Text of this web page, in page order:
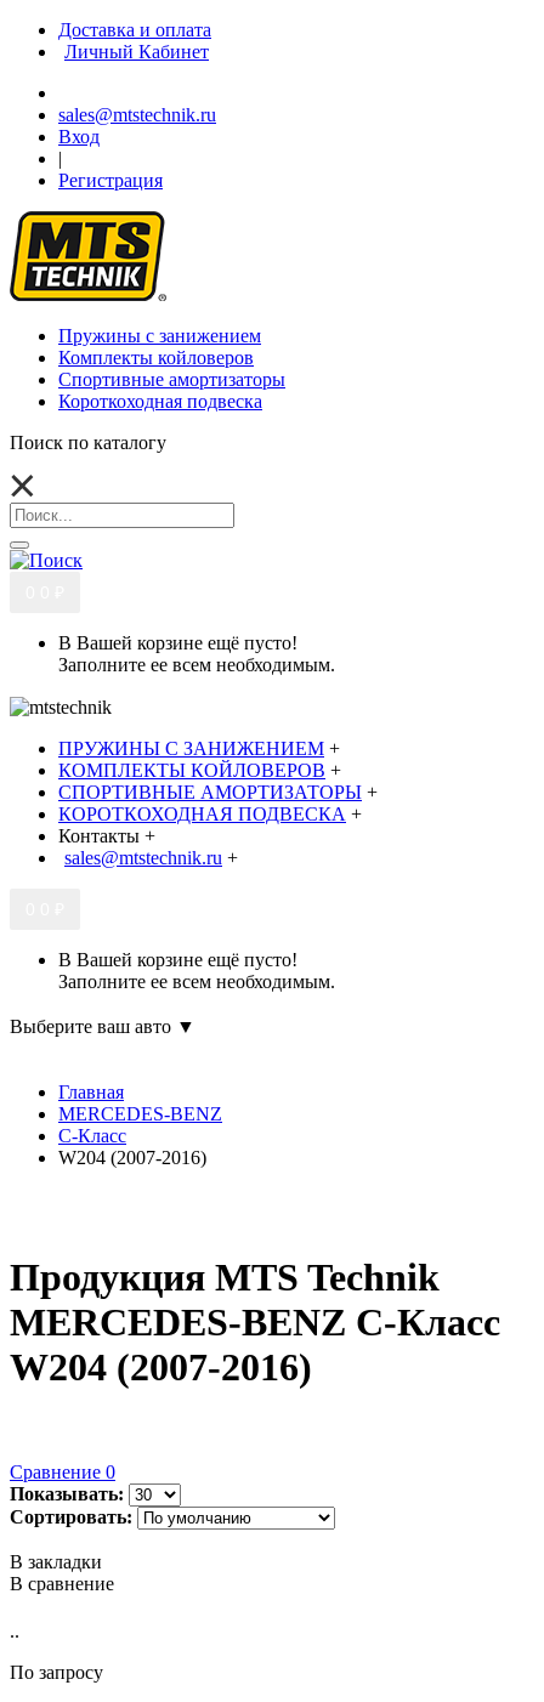
Доставка и оплата
Личный Кабинет
sales@mtstechnik.ru
Вход
|
Регистрация
Пружины с занижением
Комплекты койловеров
Спортивные амортизаторы
Короткоходная подвеска
Поиск по каталогу
В Вашей корзине ещё пусто!
Заполните ее всем необходимым.
ПРУЖИНЫ С ЗАНИЖЕНИЕМ +
КОМПЛЕКТЫ КОЙЛОВЕРОВ +
СПОРТИВНЫЕ АМОРТИЗАТОРЫ +
КОРОТКОХОДНАЯ ПОДВЕСКА +
Контакты +
sales@mtstechnik.ru +
В Вашей корзине ещё пусто!
Заполните ее всем необходимым.
Выберите ваш авто ▼
Главная
MERCEDES-BENZ
C-Класс
W204 (2007-2016)
Продукция MTS Technik
MERCEDES-BENZ C-Класс
W204 (2007-2016)
Сравнение 0
Показывать:
Сортировать:
В закладки
В сравнение
..
По запросу